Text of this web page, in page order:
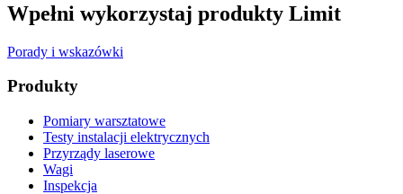
Wpełni wykorzystaj produkty Limit
Porady i wskazówki
Produkty
Pomiary warsztatowe
Testy instalacji elektrycznych
Przyrządy laserowe
Wagi
Inspekcja